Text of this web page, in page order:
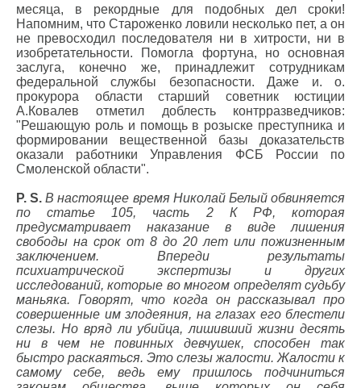
месяца, в рекордные для подобных дел сроки!
Напомним, что Староженко ловили несколько пет, а он
не превосходил последователя ни в хитрости, ни в
изобретательности. Помогла фортуна, но основная
заслуга, конечно же, принадлежит сотрудникам
федеральной службы безопасности. Даже и. о.
прокурора области старший советник юстиции
А.Ковалев отметил доблесть контрразведчиков:
"Решающую роль и помощь в розыске преступника и
формировании вещественной базы доказательств
оказали работники Управления ФСБ России по
Смоленской области".
P. S. В настоящее время Николай Белый обвиняется
по статье 105, часть 2 К РФ, которая
предусматривает наказание в виде лишения
свободы на срок от 8 до 20 лет или пожизненным
заключением. Впереди результаты
психиатрической экспертизы и других
исследований, которые во многом определят судьбу
маньяка. Говорят, что когда он рассказывал про
совершенные им злодеяния, на глазах его блестели
слезы. Но вряд ли убийца, лишивший жизни десять
ни в чем не повинных девчушек, способен так
быстро раскаяться. Это слезы жалости. Жалости к
самому себе, ведь ему пришлось подчиниться